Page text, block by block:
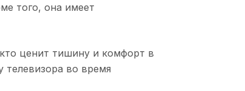
того, она имеет
ценит тишину и комфорт в
телевизора во время